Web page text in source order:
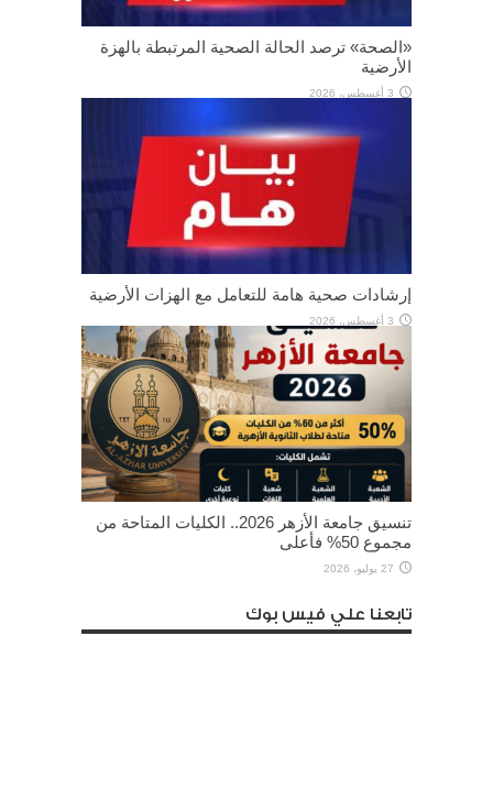
«الصحة» ترصد الحالة الصحية المرتبطة بالهزة
الأرضية
3 أغسطس، 2026
إرشادات صحية هامة للتعامل مع الهزات الأرضية
3 أغسطس، 2026
تنسيق جامعة الأزهر 2026.. الكليات المتاحة من
مجموع 50% فأعلى
27 يوليو، 2026
تابعنا علي فيس بوك